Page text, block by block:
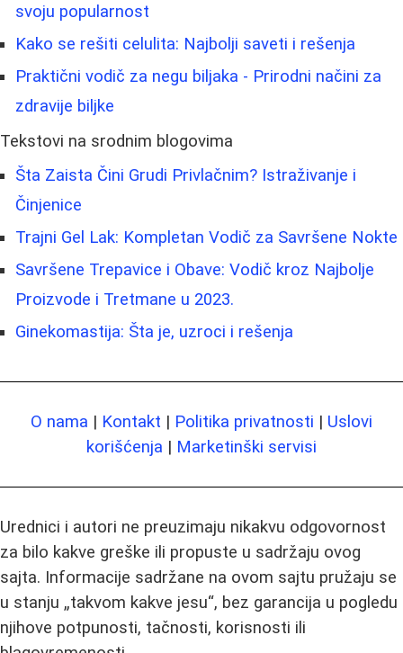
svoju popularnost
Kako se rešiti celulita: Najbolji saveti i rešenja
Praktični vodič za negu biljaka - Prirodni načini za
zdravije biljke
Tekstovi na srodnim blogovima
Šta Zaista Čini Grudi Privlačnim? Istraživanje i
Činjenice
Trajni Gel Lak: Kompletan Vodič za Savršene Nokte
Savršene Trepavice i Obave: Vodič kroz Najbolje
Proizvode i Tretmane u 2023.
Ginekomastija: Šta je, uzroci i rešenja
O nama | Kontakt | Politika privatnosti | Uslovi
korišćenja | Marketinški servisi
Urednici i autori ne preuzimaju nikakvu odgovornost
za bilo kakve greške ili propuste u sadržaju ovog
sajta. Informacije sadržane na ovom sajtu pružaju se
u stanju „takvom kakve jesu“, bez garancija u pogledu
njihove potpunosti, tačnosti, korisnosti ili